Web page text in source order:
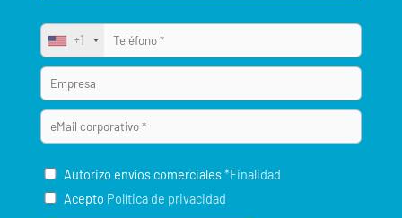
+1
Autorizo envíos comerciales*Finalidad
Acepto Política de privacidad